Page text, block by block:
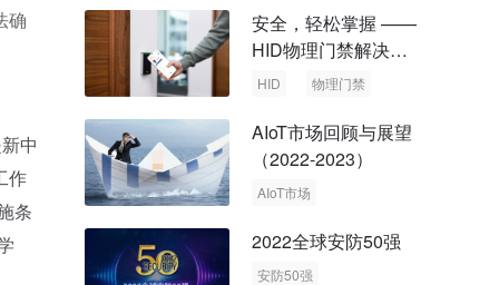
确
中
作
条
安全，轻松掌握 ——
HID物理门禁解决方
案，启动智慧安全新
HID 物理门禁
AIoT市场回顾与展望
（2022-2023）
AIoT市场
2022全球安防50强
安防50强